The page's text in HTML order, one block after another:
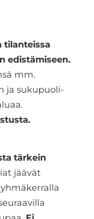
tilanteissa
edistämiseen.
mm.
ja sukupuoli-
tärkein
jäävät